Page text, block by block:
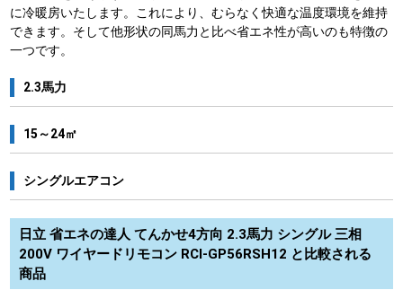
に冷暖房いたします。これにより、むらなく快適な温度環境を維持
できます。そして他形状の同馬力と比べ省エネ性が高いのも特徴の
一つです。
2.3馬力
15～24㎡
シングルエアコン
日立 省エネの達人 てんかせ4方向 2.3馬力 シングル 三相
200V ワイヤードリモコン RCI-GP56RSH12 と比較される
商品